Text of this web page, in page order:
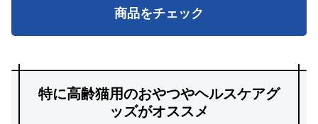
商品をチェック
特に高齢猫用のおやつやヘルスケアグ
ッズがオススメ